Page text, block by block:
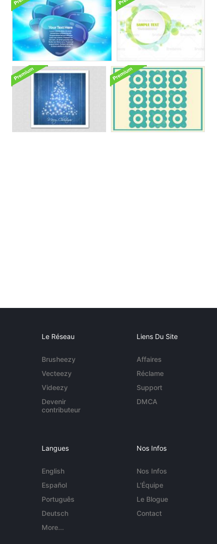
Le Réseau
Brusheezy
Vecteezy
Videezy
Devenir
contributeur
Liens Du Site
Affaires
Réclame
Support
DMCA
Langues
English
Español
Português
Deutsch
More...
Nos Infos
Nos Infos
L'Équipe
Le Blogue
Contact